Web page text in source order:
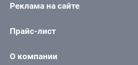
Реклама на сайте
Прайс-лист
О компании